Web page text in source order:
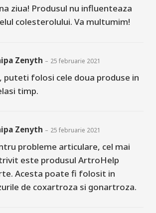
ziua! Produsul nu influenteaza
colesterolului. Va multumim!
Zenyth – 25 februarie 2021
puteti folosi cele doua produse in
timp.
Zenyth – 25 februarie 2021
probleme articulare, cel mai
este produsul ArtroHelp
Acesta poate fi folosit in
de coxartroza si gonartroza.